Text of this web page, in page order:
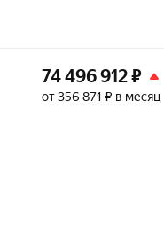
74 496 912₽
от 356 871 ₽ в месяц